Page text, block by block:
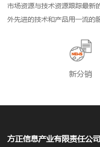
市场资源与技术资源跟踪最新
外先进的技术和产品用一流的
新分销
方正信息产业有限责任公司